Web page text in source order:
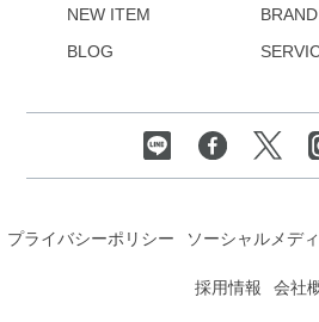
NEW ITEM
BLOG
プライバシーポリシー ソーシャルメデ
採用情報
会社